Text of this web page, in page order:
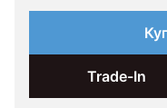
Trade-In